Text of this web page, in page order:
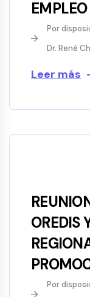
EMPLEO
Por
Dr. René
Leer más
OREDIS
Por